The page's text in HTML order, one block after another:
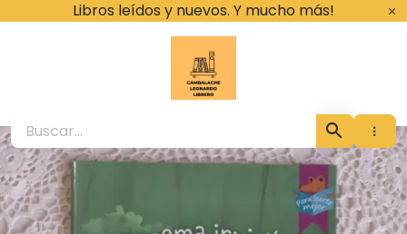
Libros leídos y nuevos. Y mucho más!
Cambalache